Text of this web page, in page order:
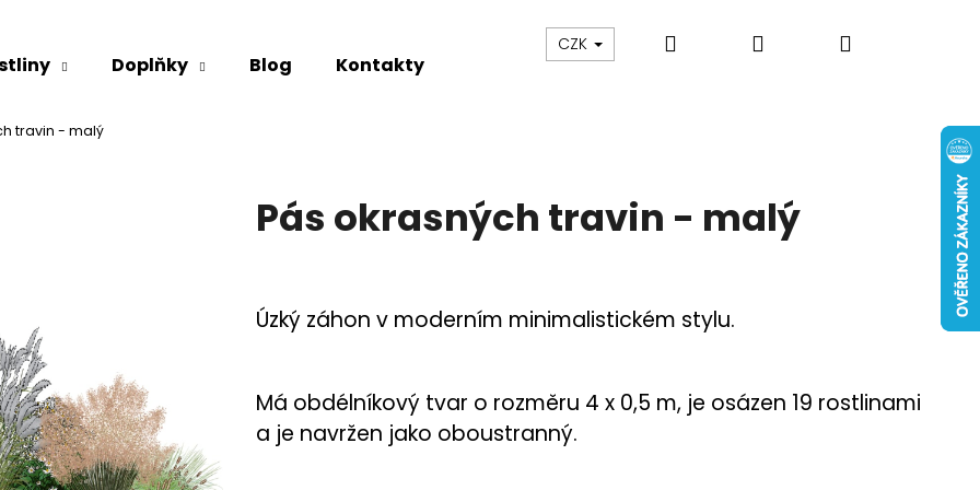
Doplňky Blog Kontakty
CZK Hledat PřihlášeníNákupní
travin - malý
Pás okrasných travin - malý
Úzký záhon v moderním minimalistickém stylu.
Má obdélníkový tvar o rozměru 4 x 0,5 m, je osázen 19 rostlinami
a je navržen jako oboustranný.
Co potřebujete najít?
HLEDAT